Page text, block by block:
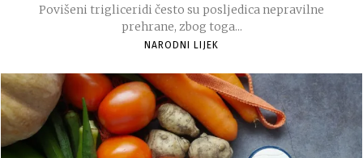
Povišeni trigliceridi često su posljedica nepravilne
prehrane, zbog toga...
NARODNI LIJEK